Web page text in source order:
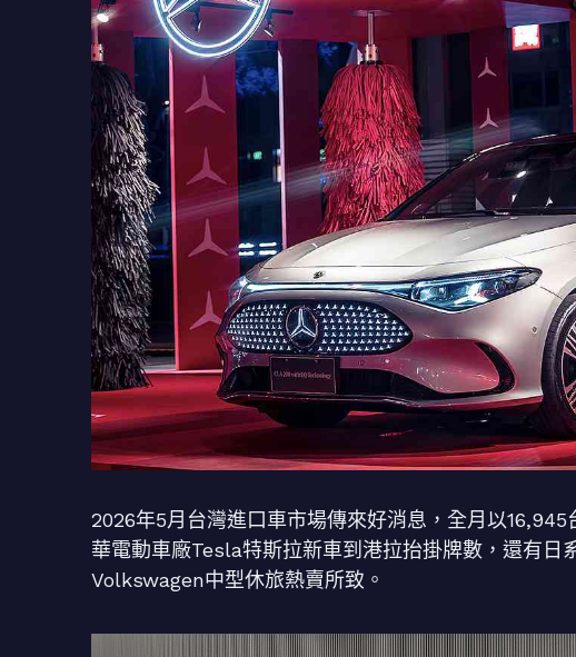
2026年5月台灣進口車市場傳來好消息，全月以
華電動車廠Tesla特斯拉新車到港拉抬掛牌數，還有日
Volkswagen中型休旅熱賣所致。